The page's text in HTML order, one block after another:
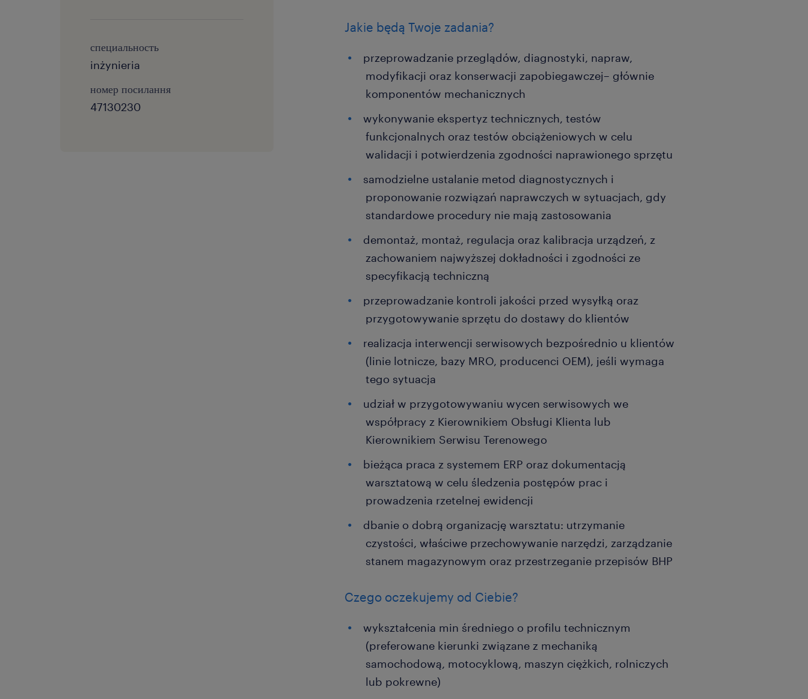
специальность
inżynieria
номер посилання
47130230
Jakie będą Twoje zadania?
przeprowadzanie przeglądów, diagnostyki, napraw,
modyfikacji oraz konserwacji zapobiegawczej– głównie
komponentów mechanicznych
wykonywanie ekspertyz technicznych, testów
funkcjonalnych oraz testów obciążeniowych w celu
walidacji i potwierdzenia zgodności naprawionego sprzętu
samodzielne ustalanie metod diagnostycznych i
proponowanie rozwiązań naprawczych w sytuacjach, gdy
standardowe procedury nie mają zastosowania
demontaż, montaż, regulacja oraz kalibracja urządzeń, z
zachowaniem najwyższej dokładności i zgodności ze
specyfikacją techniczną
przeprowadzanie kontroli jakości przed wysyłką oraz
przygotowywanie sprzętu do dostawy do klientów
realizacja interwencji serwisowych bezpośrednio u klientów
(linie lotnicze, bazy MRO, producenci OEM), jeśli wymaga
tego sytuacja
udział w przygotowywaniu wycen serwisowych we
współpracy z Kierownikiem Obsługi Klienta lub
Kierownikiem Serwisu Terenowego
bieżąca praca z systemem ERP oraz dokumentacją
warsztatową w celu śledzenia postępów prac i
prowadzenia rzetelnej ewidencji
dbanie o dobrą organizację warsztatu: utrzymanie
czystości, właściwe przechowywanie narzędzi, zarządzanie
stanem magazynowym oraz przestrzeganie przepisów BHP
Czego oczekujemy od Ciebie?
wykształcenia min średniego o profilu technicznym
(preferowane kierunki związane z mechaniką
samochodową, motocyklową, maszyn ciężkich, rolniczych
lub pokrewne)